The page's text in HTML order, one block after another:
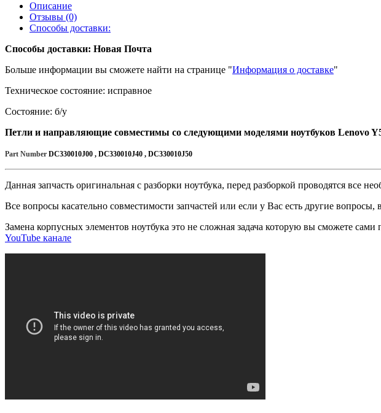
Описание
Отзывы (0)
Способы доставки:
Способы доставки: Новая Почта
Больше информации вы сможете найти на странице "Информация о доставке"
Техническое состояние: исправное
Состояние: б/у
Петли и направляющие совместимы со следующими моделями ноутбуков Lenovo
Part Number DC330010J00 , DC330010J40 , DC330010J50
Данная запчасть оригинальная с разборки ноутбука, перед разборкой проводятся все
Все вопросы касательно совместимости запчастей или если у Вас есть другие
Замена корпусных элементов ноутбука это не сложная задача которую вы сможете
YouTube канале